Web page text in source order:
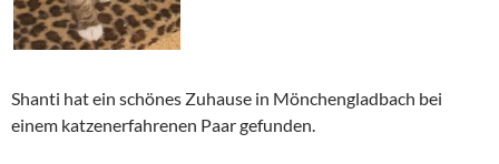
Shanti hat ein schönes Zuhause in Mönchengladbach bei
einem katzenerfahrenen Paar gefunden.